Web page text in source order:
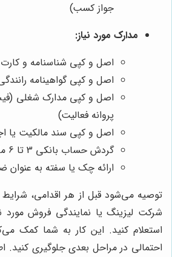
جواز کسب)
مدارک مورد نیاز:
اصل و کپی شناسنامه و
اصل و کپی گواهینامه
اصل و کپی مدارک شغلی
پروانه فعالیت)
اصل و کپی سند مالکیت یا
گردش حساب بانکی 3 تا 6 ماه اخیر
ارائه چک یا سفته به عنوان
توصیه می‌شود قبل از هر اقدامی، شرایط
شرکت لیزینگ یا نمایندگی فروش مورد
استعلام کنید. این کار به شما کمک
احتمالی در مراحل بعدی جلوگیری کنید.